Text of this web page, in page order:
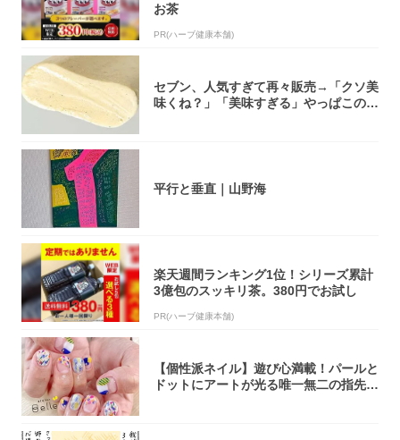
お茶
PR(ハーブ健康本舗)
セブン、人気すぎて再々販売→「クソ美
味くね？」「美味すぎる」やっぱこのク
平行と垂直｜山野海
楽天週間ランキング1位！シリーズ累計
3億包のスッキリ茶。380円でお試し
PR(ハーブ健康本舗)
【個性派ネイル】遊び心満載！パールと
ドットにアートが光る唯一無二の指先が